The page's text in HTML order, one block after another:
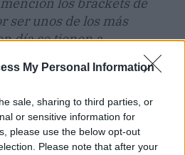
My Personal Information
sale, sharing to third parties, or
or sensitive information for
please use the below opt-out
Please note that after your
ser unos de los más
día se tienen a
son los más utilizados
similares a los
de que estos
ya que son del